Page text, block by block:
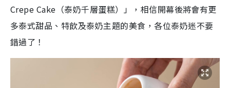
Crepe Cake（泰奶千層蛋糕）」，相信開幕後將會有更
多泰式甜品、特飲及泰奶主題的美食，各位泰奶迷不要
錯過了！